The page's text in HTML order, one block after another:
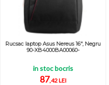
Rucsac laptop Asus Nereus 16", Negru
90-XB4000BA00060-
in stoc bocris
87,42 LEI